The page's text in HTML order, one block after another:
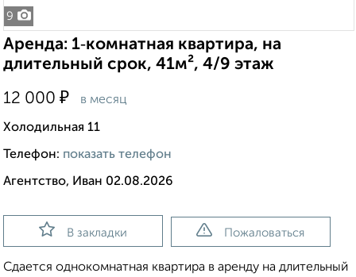
9
Аренда: 1‑комнатная квартира, на
длительный срок, 41м², 4/9 этаж
12 000 ₽ в месяц
Холодильная 11
Телефон: показать телефон
Агентство, Иван 02.08.2026
В закладки Пожаловаться
Сдается однокомнатная квартира в аренду на длительный